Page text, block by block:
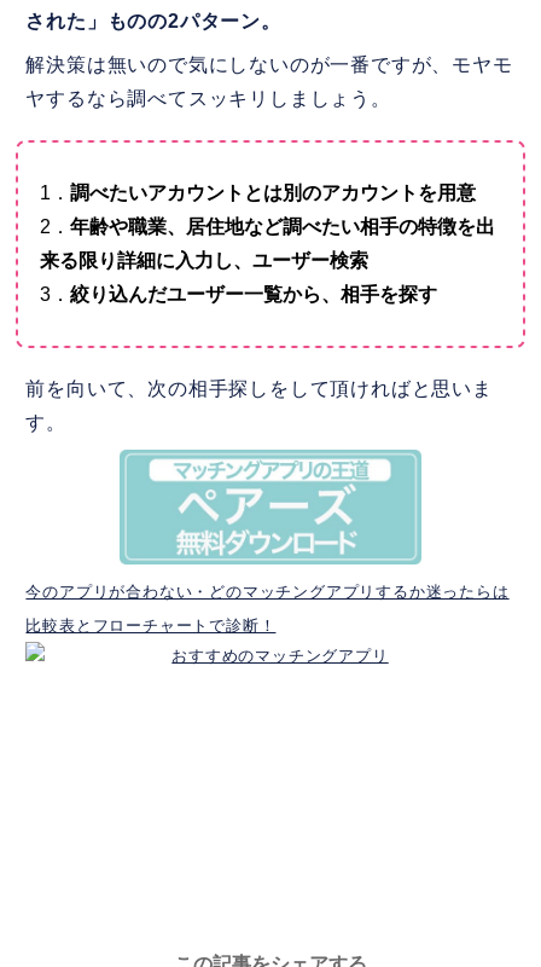
された」ものの2パターン。
解決策は無いので気にしないのが一番ですが、モヤモ
ヤするなら調べてスッキリしましょう。
1．調べたいアカウントとは別のアカウントを用意
2．年齢や職業、居住地など調べたい相手の特徴を出
来る限り詳細に入力し、ユーザー検索
3．絞り込んだユーザー一覧から、相手を探す
前を向いて、次の相手探しをして頂ければと思いま
す。
今のアプリが合わない・どのマッチングアプリするか迷ったらは
比較表とフローチャートで診断！